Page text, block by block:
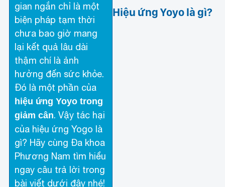
gian ngắn chỉ là một
biện pháp tạm thời
chưa bao giờ mang
lại kết quả lâu dài
thậm chí là ảnh
hưởng đến sức khỏe.
Đó là một phần của
hiệu ứng Yoyo trong
giảm cân. Vậy tác hại
của hiệu ứng Yogo là
gì? Hãy cùng Đa khoa
Phương Nam tìm hiểu
ngay câu trả lời trong
bài viết dưới đây nhé!
Hiệu ứng Yoyo là gì?